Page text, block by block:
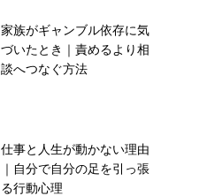
家族がギャンブル依存に気
づいたとき｜責めるより相
談へつなぐ方法
仕事と人生が動かない理由
｜自分で自分の足を引っ張
る行動心理